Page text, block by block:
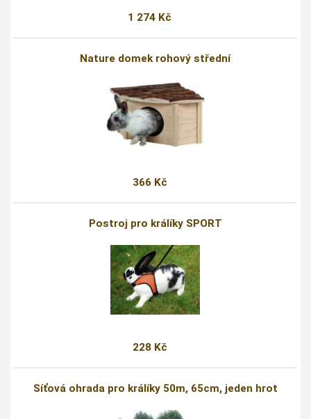
1 274 Kč
Nature domek rohový střední
366 Kč
Postroj pro králíky SPORT
228 Kč
Síťová ohrada pro králíky 50m, 65cm, jeden hrot